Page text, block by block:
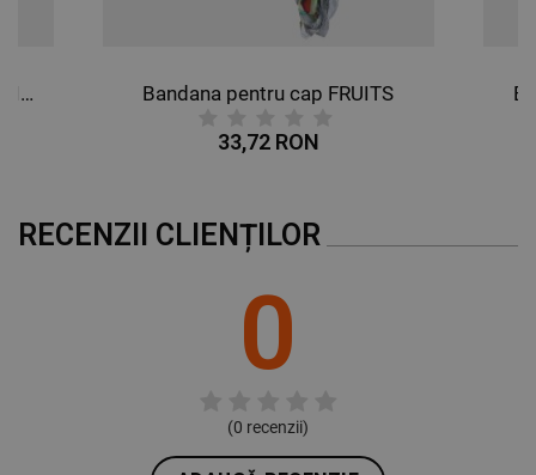
Bandana pentru cap BUTTERFLIES Bandana pentru cap FRUITS
33,72 RON
RECENZII CLIENȚILOR
0
(0 recenzii)